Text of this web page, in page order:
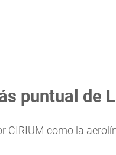
puntual de
CIRIUM como la